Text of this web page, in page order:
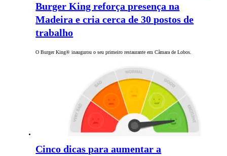
Burger King reforça presença na
Madeira e cria cerca de 30 postos de
trabalho
O Burger King® inaugurou o seu primeiro restaurante em Câmara de Lobos.
Cinco dicas para aumentar a